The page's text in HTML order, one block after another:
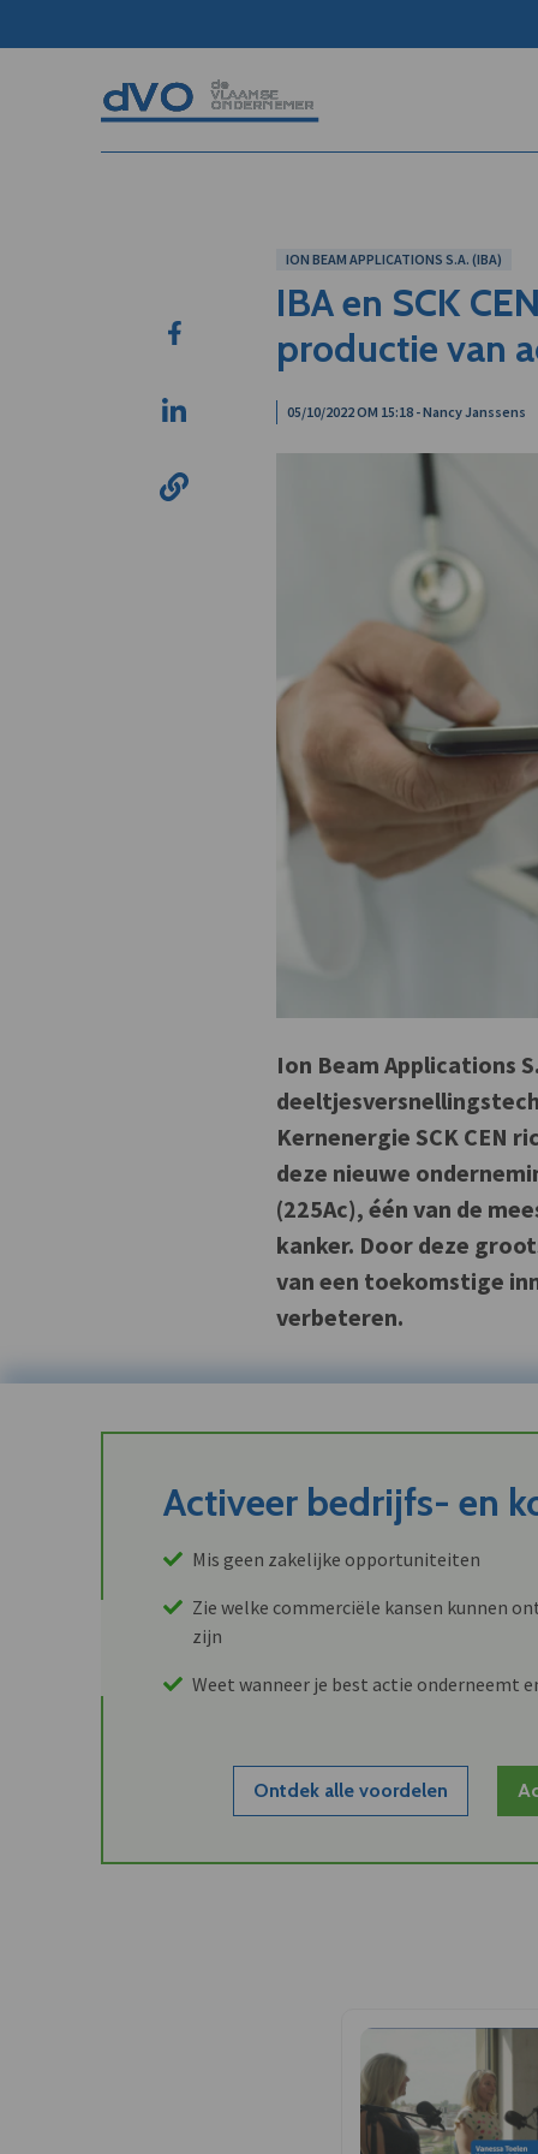
ION BEAM APPLICATIONS S.A. (IBA)
IBA en SCK
productie van
05/10/2022 OM 15:18 - Nancy Janssens
Ion Beam Applications
Kernenergie SCK CEN
deze nieuwe
(225Ac), één van de
kanker. Door deze
van een toekomstige
verbeteren.
Activeer bedrijfs- en
Mis geen zakelijke opportuniteiten
Zie welke commerciële kansen kunnen
zijn
Weet wanneer je best actie onderneemt
Ontdek alle voordelen